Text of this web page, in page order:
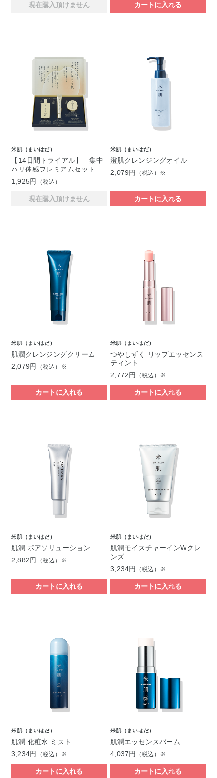
現在購入頂けません カートに入れる
米肌（まいはだ）
【14日間トライアル】 集中
ハリ体感プレミアムセット
1,925円
（税込）
現在購入頂けません
米肌（まいはだ）
澄肌クレンジングオイル
2,079円
（税込）※
カートに入れる
米肌（まいはだ）
肌潤クレンジングクリーム
2,079円
（税込）※
カートに入れる
米肌（まいはだ）
つやしずく リップエッセンス
ティント
2,772円
（税込）※
カートに入れる
米肌（まいはだ）
肌潤 ポアソリューション
2,882円
（税込）※
カートに入れる
米肌（まいはだ）
肌潤モイスチャーインWクレ
ンズ
3,234円
（税込）※
カートに入れる
米肌（まいはだ）
肌潤 化粧水 ミスト
3,234円
（税込）※
カートに入れる
米肌（まいはだ）
肌潤エッセンスバーム
4,037円
（税込）※
カートに入れる